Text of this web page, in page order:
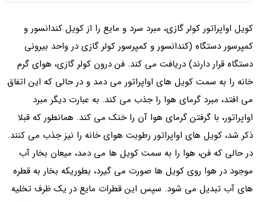
کویل اواپراتور کولر گازی، مبرد سرد و مایع را از کویل کندانسور و
کمپرسور دستگاه (کندانسور و کمپرسور کولر گازی در واحد بیرونی
دستگاه قرار دارند) دریافت می کند. فن درون کولر گازی، هوای گرم
خانه را به سمت کویل های اواپراتور می دمد و در حالی که این اتفاق
می افتد، مبرد گرمای هوا را جذب می کند. به عبارت دیگر مبرد
اواپراتور، با گرفتن گرمای هوا آن را خنک می کند. همانطور که قبلا
ذکر شد، کویل های اواپراتور رطوبت هوای خانه را نیز جذب می کنند.
در حالی که فن، هوا را به سمت کویل ها می دمد، میعان بخار آب
موجود در هوا روی کویل ها صورت می گیرد، بطوریکه بخار به قطره
های آب تبدیل می شود. سپس این قطرات مایع در یک ظرف تخلیه